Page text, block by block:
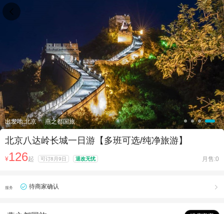
出发地:北京 燕之都国旅
北京八达岭长城一日游【多班可选/纯净旅游】
¥126起 可订8月9日 退改无忧 月售:0
服务 待商家确认 
